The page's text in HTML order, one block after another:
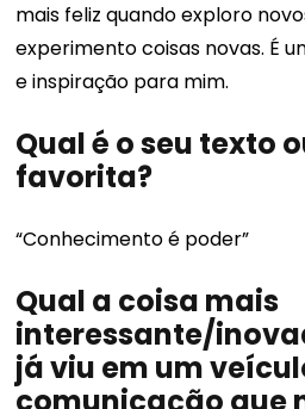
mais feliz quando exploro
experimento coisas novas. É
e inspiração para mim.
Qual é o seu texto
favorita?
“Conhecimento é poder”
Qual a coisa mais
interessante/
já viu em um